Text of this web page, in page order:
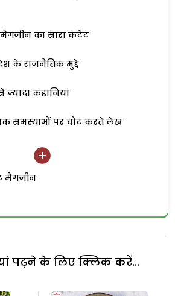
मैगजीन का सारा कंटेंट
के राजनैतिक मुद्दे
ज्यादा कहानियां
समस्याओं पर चोट करते लेख
मैगजीन
पढ़ने के लिए क्लिक करें...